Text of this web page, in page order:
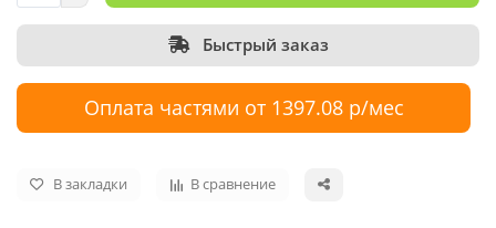
Быстрый заказ
Оплата частями от 1397.08 р/мес
В закладки В сравнение